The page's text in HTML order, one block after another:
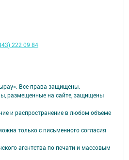
Все права защищены.
размещенные на сайте, защищены
и распространение в любом объеме
только с письменного согласия
агентства по печати и массовым
222 09 84